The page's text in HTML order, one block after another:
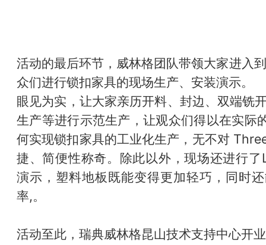
活动的最后环节，威林格团队带领大家进入
众们进行锁扣家具的现场生产、安装演示。
眼见为实，让大家亲历开料、封边、双端铣
生产等进行示范生产，让观众们得以在实际
何实现锁扣家具的工业化生产，无不对
捷、简便性称奇。除此以外，现场还进行
演示，塑料地板既能变得更加轻巧，同时
率,。
活动至此，瑞典威林格昆山技术支持中心开